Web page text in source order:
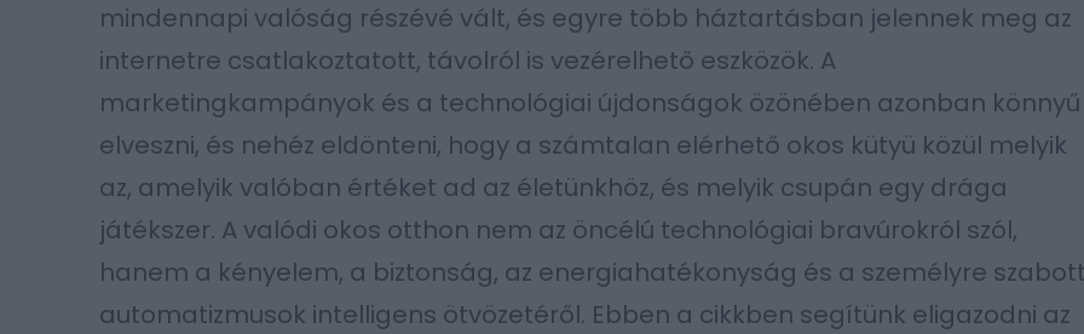
mindennapi valóság részévé vált, és egyre több háztartásban jelennek meg az
internetre csatlakoztatott, távolról is vezérelhető eszközök. A
marketingkampányok és a technológiai újdonságok özönében azonban könnyű
elveszni, és nehéz eldönteni, hogy a számtalan elérhető okos kütyü közül melyik
az, amelyik valóban értéket ad az életünkhöz, és melyik csupán egy drága
játékszer. A valódi okos otthon nem az öncélú technológiai bravúrokról szól,
hanem a kényelem, a biztonság, az energiahatékonyság és a személyre
automatizmusok intelligens ötvözetéről. Ebben a cikkben segítünk eligazodni az